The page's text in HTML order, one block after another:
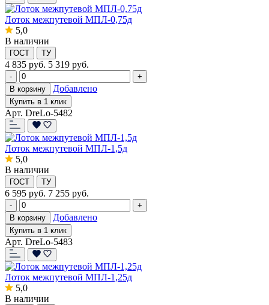
Лоток межпутевой МПЛ-0,75д
5,0
В наличии
ГОСТ ТУ
4 835 руб. 5 319 руб.
-
+
В корзину
Добавлено
Купить в 1 клик
Арт. DreLo-5482
Лоток межпутевой МПЛ-1,5д
5,0
В наличии
ГОСТ ТУ
6 595 руб. 7 255 руб.
-
+
В корзину
Добавлено
Купить в 1 клик
Арт. DreLo-5483
Лоток межпутевой МПЛ-1,25д
5,0
В наличии